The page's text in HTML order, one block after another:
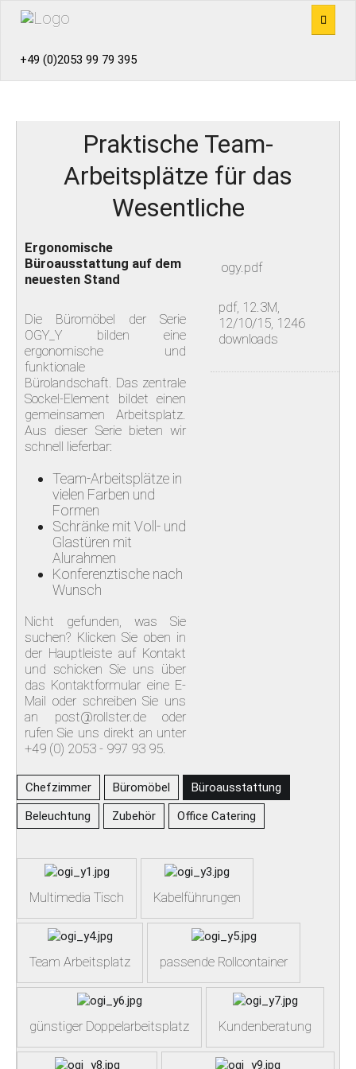
+49 (0)2053 99 79 395
PRODUKTE
KANTINENMÖBEL
TRENNWÄNDE
REFERENZEN
KONZEPTE
KONTAKT
Praktische Team-
Arbeitsplätze für das
Wesentliche
Ergonomische
Büroausstattung auf dem
neuesten Stand
Die Büromöbel der Serie
OGY_Y bilden eine
ergonomische und
funktionale
Bürolandschaft. Das zentrale
Sockel-Element bildet einen
gemeinsamen Arbeitsplatz.
Aus dieser Serie bieten wir
schnell lieferbar:
Team-Arbeitsplätze in
vielen Farben und
Formen
Schränke mit Voll- und
Glastüren mit
Alurahmen
Konferenztische nach
Wunsch
Nicht gefunden, was Sie
suchen? Klicken Sie oben in
der Hauptleiste auf Kontakt
und schicken Sie uns über
das Kontaktformular eine E-
Mail oder schreiben Sie uns
an post@rollster.de oder
rufen Sie uns direkt an unter
+49 (0) 2053 - 997 93 95.
ogy.pdf
pdf, 12.3M,
12/10/15, 1246
downloads
Chefzimmer Büromöbel
Büroausstattung
Beleuchtung
Zubehör Office Catering
Multimedia Tisch Kabelführungen
Team Arbeitsplatz passende Rollcontainer
günstiger Doppelarbeitsplatz Kundenberatung